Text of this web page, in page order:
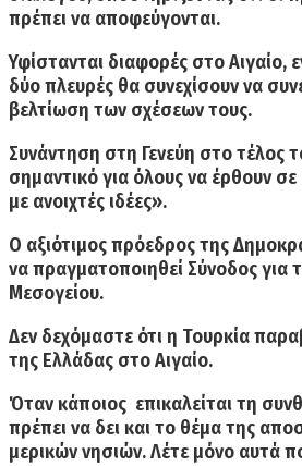
πρέπει να αποφεύγονται.
Υφίστανται διαφορές στο Αιγαίο,
δύο πλευρές θα συνεχίσουν να
βελτίωση των σχέσεων τους.
Συνάντηση στη Γενεύη στο τέλος
σημαντικό για όλους να έρθουν
με ανοιχτές ιδέες».
Ο αξιότιμος πρόεδρος της
να πραγματοποιηθεί Σύνοδος για
Μεσογείου.
Δεν δεχόμαστε ότι η Τουρκία
της Ελλάδας στο Αιγαίο.
Όταν κάποιος επικαλείται τη
πρέπει να δει και το θέμα της
μερικών νησιών.Λέτε μόνο αυτά